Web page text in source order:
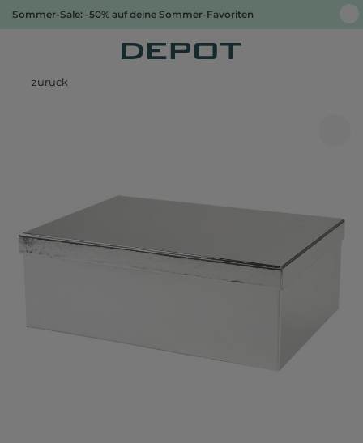
Sommer-Sale: -50% auf deine Sommer-Favoriten
zurück